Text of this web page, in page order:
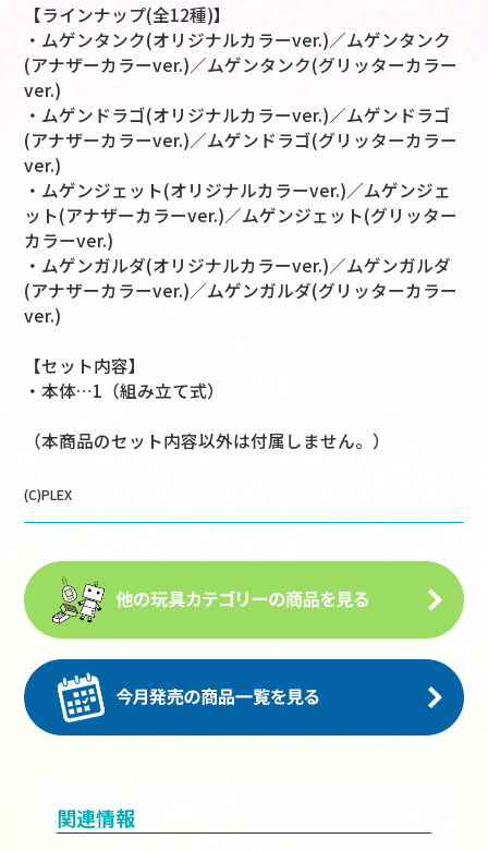
【ラインナップ(全12種)】
・ムゲンタンク(オリジナルカラーver.)／ムゲンタンク
(アナザーカラーver.)／ムゲンタンク(グリッターカラー
ver.)
・ムゲンドラゴ(オリジナルカラーver.)／ムゲンドラゴ
(アナザーカラーver.)／ムゲンドラゴ(グリッターカラー
ver.)
・ムゲンジェット(オリジナルカラーver.)／ムゲンジェ
ット(アナザーカラーver.)／ムゲンジェット(グリッター
カラーver.)
・ムゲンガルダ(オリジナルカラーver.)／ムゲンガルダ
(アナザーカラーver.)／ムゲンガルダ(グリッターカラー
ver.)
【セット内容】
・本体…1（組み立て式）
（本商品のセット内容以外は付属しません。）
(C)PLEX
関連情報